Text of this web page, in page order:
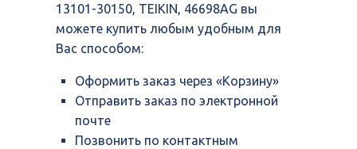
13101-30150, TEIKIN, 46698AG вы
можете купить любым удобным для
Вас способом:
Оформить заказ через «Корзину»
Отправить заказ по электронной
почте
Позвонить по контактным